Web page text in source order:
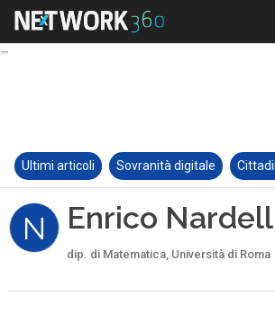
Ultimi articoli Sovranità digitale
N Enrico
dip. di Matematica, Università di Roma